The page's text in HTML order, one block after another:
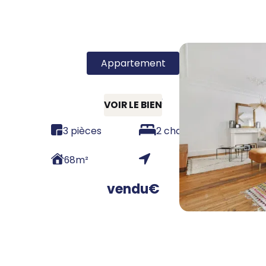
Appartement
75019 - T3
3 pièces 2 chambres
68m²
vendu€
VOIR LE BIEN